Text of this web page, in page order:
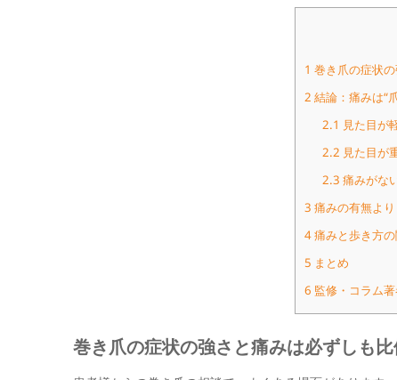
1 巻き爪の症状
2 結論：痛みは“
2.1 見た目が
2.2 見た目が
2.3 痛みがな
3 痛みの有無よ
4痛みと歩き方
5 まとめ
6 監修・コラム
巻き爪の症状の強さと痛みは必ずしも